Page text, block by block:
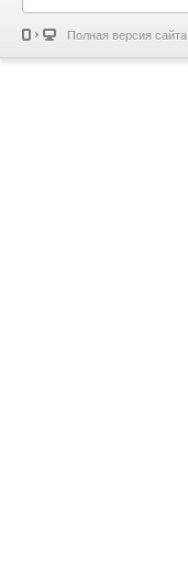
Полная версия сайта